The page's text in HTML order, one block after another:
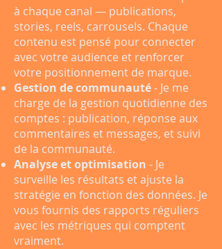
à chaque canal — publications,
stories, reels, carrousels. Chaque
contenu est pensé pour connecter
avec votre audience et renforcer
votre positionnement de marque.
Gestion de communauté- Je me
charge de la gestion quotidienne des
comptes : publication, réponse aux
commentaires et messages, et suivi
de la communauté.
Analyse et optimisation - Je
surveille les résultats et ajuste la
stratégie en fonction des données. Je
vous fournis des rapports réguliers
avec les métriques qui comptent
vraiment.